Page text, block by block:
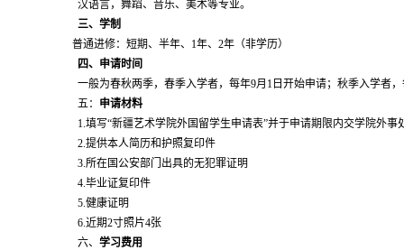
汉语言，舞蹈、音乐、美术等专业。
三、学制
普通进修：短期、半年、 1年、 2年（非学历）
四、申请时间
一般为春秋两季，春季入学者，每年9月 1 日开始申请；秋季入学者
五： 申请材料
1.填写“新疆艺术学院外国留学生申请表”并于申请期限内交学院外事
2.提供本人简历和护照复印件
3.所在国公安部门出具的无犯罪证明
4.毕业证复印件
5.健康证明
6.近期2寸照片4张
六、 学习费用